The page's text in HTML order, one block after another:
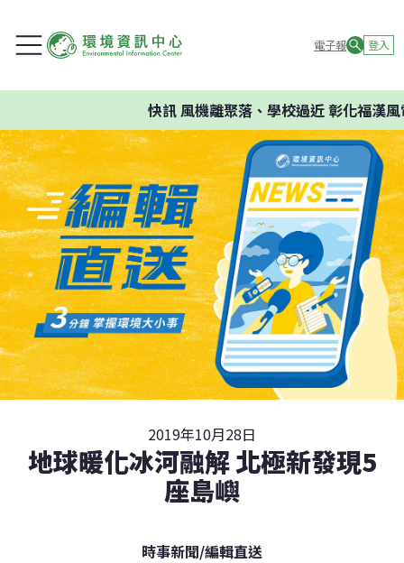
電子報 登入
快訊風機離聚落、學校過近 彰化福漢風
2019年10月28日
地球暖化冰河融解 北極新發現5
座島嶼
時事新聞/編輯直送